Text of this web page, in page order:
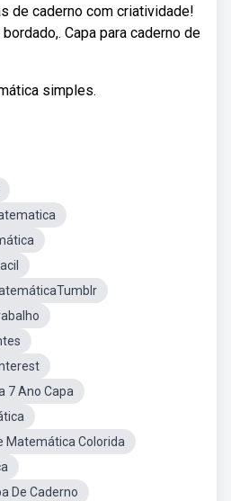
de caderno com criatividade!
Capa para caderno de
simples.
7 Ano Capa
Matemática Colorida
De Caderno